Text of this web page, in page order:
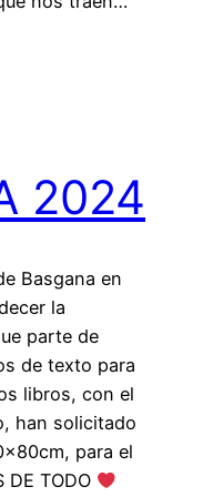
2024
Basgana en
la
parte de
de texto para
libros, con el
han solicitado
para el
DE TODO